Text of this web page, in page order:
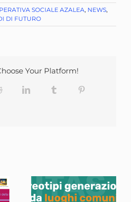
SOCIALE AZALEA, NEWS,
DI FUTURO
Your Platform!
Reddit LinkedIn Tumblr